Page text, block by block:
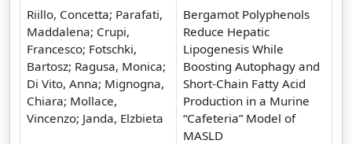
Riillo, Concetta; Parafati,
Maddalena; Crupi,
Francesco; Fotschki,
Bartosz; Ragusa, Monica;
Di Vito, Anna; Mignogna,
Chiara; Mollace,
Vincenzo; Janda, Elzbieta
Bergamot Polyphenols
Reduce Hepatic
Lipogenesis While
Boosting Autophagy and
Short-Chain Fatty Acid
Production in a Murine
“Cafeteria” Model of
MASLD